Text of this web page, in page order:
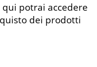
qui potrai accedere
dei prodotti